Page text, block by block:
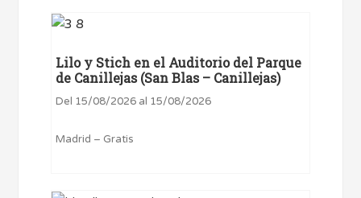
Lilo y Stich en el Auditorio del Parque
de Canillejas (San Blas – Canillejas)
Del 15/08/2026 al 15/08/2026
Madrid – Gratis